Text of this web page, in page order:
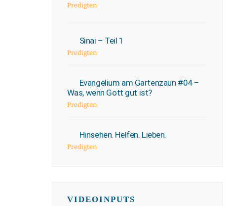
Predigten
Sinai – Teil 1
Predigten
Evangelium am Gartenzaun #04 –
Was, wenn Gott gut ist?
Predigten
Hinsehen. Helfen. Lieben.
Predigten
VIDEOINPUTS